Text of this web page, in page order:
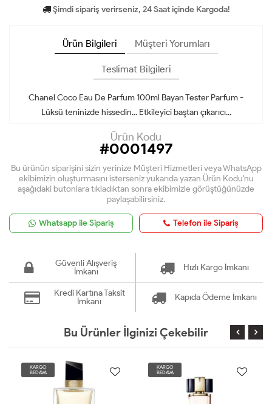
Şimdi sipariş verirseniz, 24 Saat içinde Kargoda!
Ürün Bilgileri Müşteri Yorumları
Teslimat Bilgileri
Chanel Coco Eau De Parfum 100ml Bayan Tester Parfum -
Lüksü teninizde hissedin... Etkileyici baştan çıkarıcı...
Ürün Kodu
#0001497
Bu ürünün siparişini sizin yerinize Müşteri Hizmetleri veya WhatsApp
ekibimizin oluşturmasını isterseniz yukarıda yazan Ürün Kodu'nu
aşağıdaki butonlara tıkladıktan sonra ekibimizle görüştüğünüzde
paylaşabilirsiniz.
Whatsapp ile Sipariş Telefon ile Sipariş
Güvenli Alışveriş
İmkanı
Hızlı Kargo İmkanı
Kredi Kartına Taksit
İmkanı
Kapıda Ödeme İmkanı
Bu Ürünler İlginizi Çekebilir
KARGO
BEDAVA
KARGO
BEDAVA